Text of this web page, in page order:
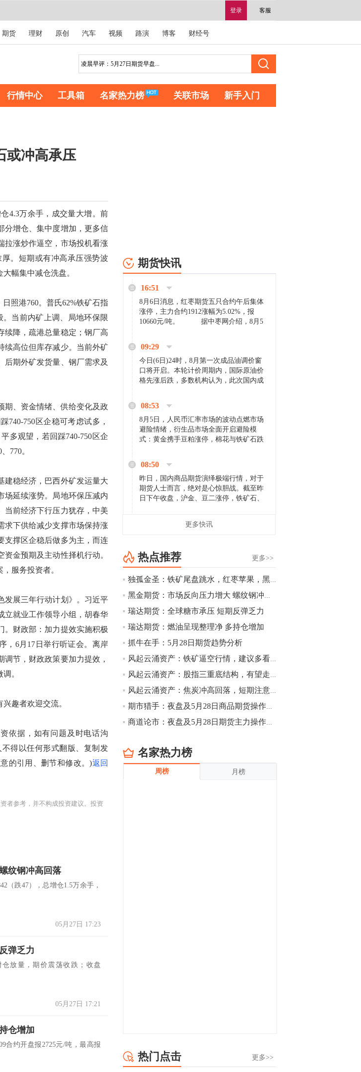
登录 客服
期货 理财 原创 汽车 视频 路演 博客 财经号
行情中心 工具箱 名家热力榜 关联市场 新手入门
或冲高承压
4.3万余手，成交量大增。前
分增仓、集中度增加，更多信
拉涨炒作逼空，市场投机看涨
。短期或有冲高承压强势波
幅集中减仓洗盘。
照港760。普氏62%铁矿石指
。当前内矿上调、局地环保限
续降，疏港总量稳定；钢厂高
续高位但库存减少。当前外矿
后期外矿发货量、钢厂需求及
、资金情绪、供给变化及政
740-750区企稳可考虑试多，
多观望，若回踩740-750区企
770。
稳经济，巴西外矿发运量大
场延续涨势。局地环保压减内
当前经济下行压力犹存，中美
求下供给减少支撑市场保持涨
支撑区企稳后做多为主，而连
金预期及主动性择机行动。
服务投资者。
展三年行动计划》。习近平
立就业工作领导小组，胡春华
。财政部：加力提效实施积极
，6月17日举行听证会。离岸
节，财政政策要加力提效，
。
趣者欢迎交流。
依据，如有问题及时电话沟
得以任何形式翻版、复制发
的引用、删节和修改。)返回
者参考，并不构成投资建议。投资
纹钢冲高回落
（跌47），总增仓1.5万余手，
05月27日 17:23
弹乏力
放量，期价震荡收跌；收盘
05月27日 17:21
仓增加
约开盘报2725元/吨，最高报
期货快讯
16:51
8月6日消息，红枣期货五只合约午后集体
涨停，主力合约1912涨幅为5.02%，报
10660元/吨。 据中枣网介绍，8月5
家好货依旧惜售挺...
09:29
今日(6日)24时，8月第一次成品油调价窗
口将开启。本轮计价周期内，国际原油价
格先涨后跌，多数机构认为，此次国内成
08:53
8月5日，人民币汇率市场的波动点燃市场
避险情绪，衍生品市场全面开启避险模
式：黄金携手豆粕涨停，棉花与铁矿石跌
场来看，汇率波动...
08:50
昨日，国内商品期货演绎极端行情，对于
期货人士而言，绝对是心惊胆战。截至昨
日下午收盘，沪金、豆二涨停，铁矿石、
[imgnobrwh] src=...
跌幅达6%，报689.5元/吨，刷新近两个月
低位。
14:20
方正有色研究团队：高度重视贵金属的阶
段性机会。自年初以来沪金上涨16.93%，
立涨势，白银将开启补涨，且涨幅超过黄
金，金银比有望高位回归。
13:55
豆二期货主力合约涨停，涨幅达3.98%，报
CBOT大豆期货市场上涨，11月期约收高
影响，夜盘连粕高位窄幅震荡，建议短线
操作为主。 ...
13:54
8月5日消息，内外盘贵金属强劲走升，沪
金主力合约涨停，涨幅3.99%，报334.00
幅扩大至4.4%。
更多快讯
更多>>
热点推荐
独孤金圣：铁矿尾盘跳水，红枣苹果，黑色系全杀跌，还能延续？
黑金期货：市场反向压力增大 螺纹钢冲高回落
瑞达期货：全球糖市承压 短期反弹乏力
瑞达期货：燃油呈现整理净 多持仓增加
抓牛在手：5月28日期货趋势分析
风起云涌资产：铁矿逼空行情，建议多看少动
风起云涌资产：股指三重底结构，有望走出反弹
风起云涌资产：焦炭冲高回落，短期注意风险
期市猎手：夜盘及5月28日商品期货操作建议
商道论市：夜盘及5月28日期货主力操作策略
名家热力榜
周榜 月榜
更多>>
热门点击